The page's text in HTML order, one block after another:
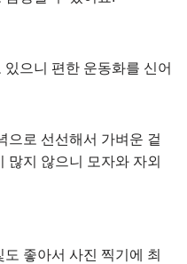
으니 편한 운동화를 신어
으로 선선해서 가벼운 겉
많지 않으니 모자와 자외
좋아서 사진 찍기에 최